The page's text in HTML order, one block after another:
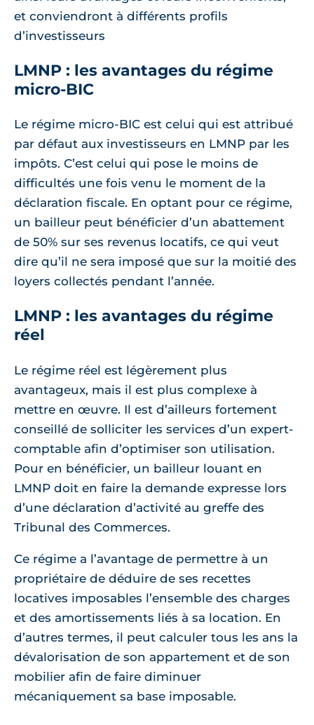
et conviendront à différents profils
d’investisseurs
LMNP : les avantages du régime
micro-BIC
Le régime micro-BIC est celui qui est attribué
par défaut aux investisseurs en LMNP par les
impôts. C’est celui qui pose le moins de
difficultés une fois venu le moment de la
déclaration fiscale. En optant pour ce régime,
un bailleur peut bénéficier d’un abattement
de 50% sur ses revenus locatifs, ce qui veut
dire qu’il ne sera imposé que sur la moitié des
loyers collectés pendant l’année.
LMNP : les avantages du régime
réel
Le régime réel est légèrement plus
avantageux, mais il est plus complexe à
mettre en œuvre. Il est d’ailleurs fortement
conseillé de solliciter les services d’un expert-
comptable afin d’optimiser son utilisation.
Pour en bénéficier, un bailleur louant en
LMNP doit en faire la demande expresse lors
d’une déclaration d’activité au greffe des
Tribunal des Commerces.
Ce régime a l’avantage de permettre à un
propriétaire de déduire de ses recettes
locatives imposables l’ensemble des charges
et des amortissements liés à sa location. En
d’autres termes, il peut calculer tous les ans la
dévalorisation de son appartement et de son
mobilier afin de faire diminuer
mécaniquement sa base imposable.